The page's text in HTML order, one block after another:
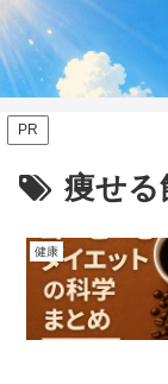
PR
痩せる
健康